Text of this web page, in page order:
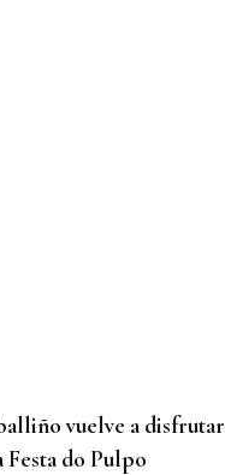
vuelve a disfrutar
Festa do Pulpo